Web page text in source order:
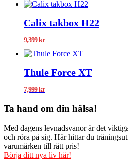
Calix takbox H22
9,399kr
Thule Force XT
7,999kr
Ta hand om din hälsa!
Med dagens levnadsvanor är det
och röra på sig. Här hittar du
varumärken till rätt pris!
Börja ditt nya liv här!